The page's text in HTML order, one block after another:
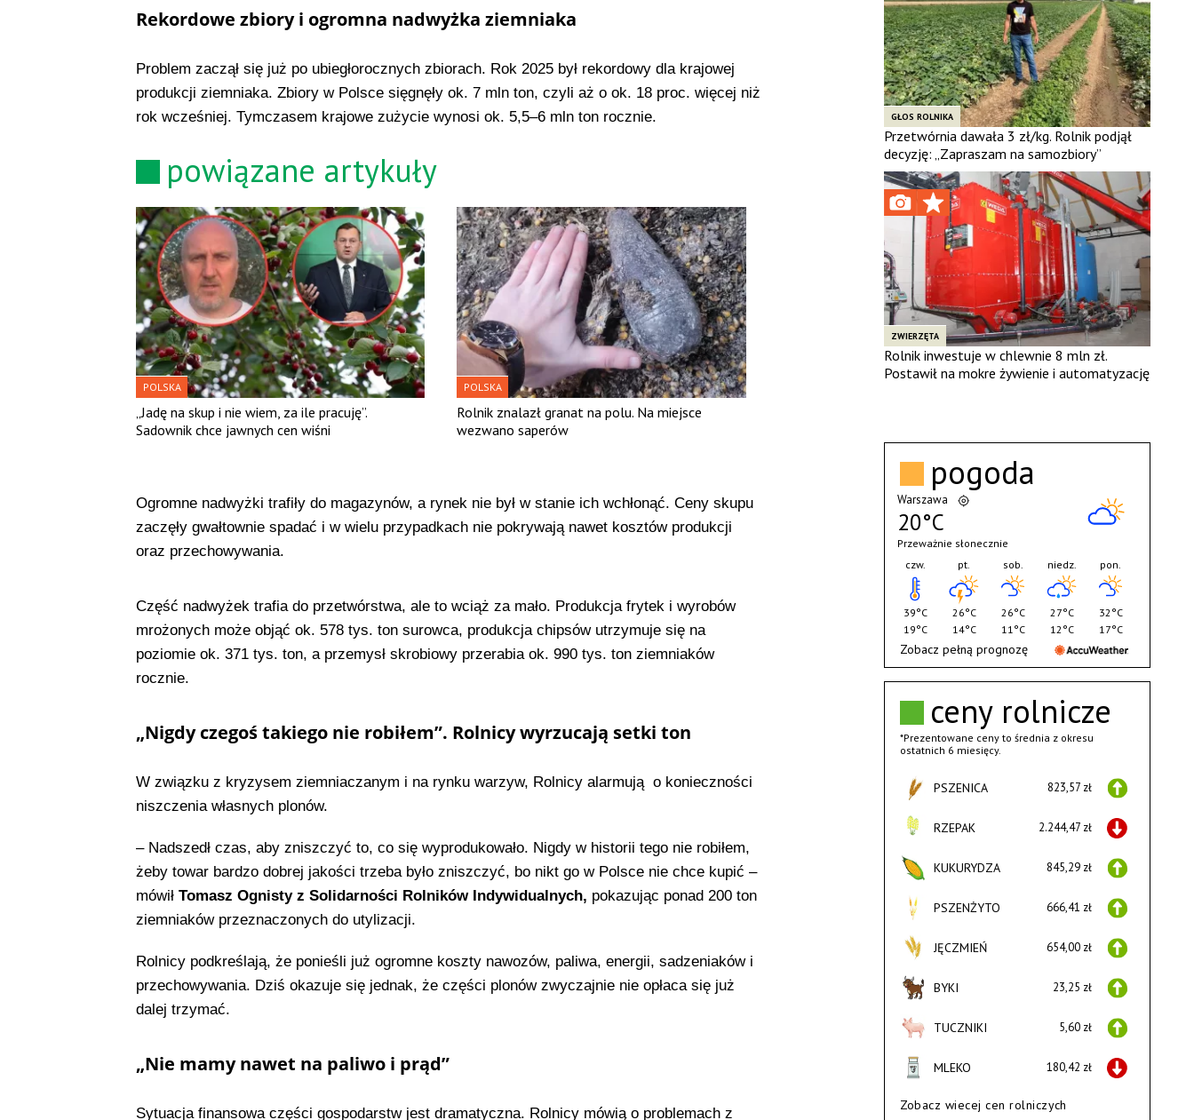
Rekordowe zbiory i ogromna nadwyżka ziemniaka
Problem zaczął się już po ubiegłorocznych zbiorach. Rok 2025 był rekordowy dla krajowej
produkcji ziemniaka. Zbiory w Polsce sięgnęły ok. 7 mln ton, czyli aż o ok. 18 proc. więcej niż
rok wcześniej. Tymczasem krajowe zużycie wynosi ok. 5,5–6 mln ton rocznie.
powiązane artykuły
POLSKA
„Jadę na skup i nie wiem, za ile pracuję”.
Sadownik chce jawnych cen wiśni
POLSKA
Rolnik znalazł granat na polu. Na miejsce
wezwano saperów
Ogromne nadwyżki trafiły do magazynów, a rynek nie był w stanie ich wchłonąć. Ceny skupu
zaczęły gwałtownie spadać i w wielu przypadkach nie pokrywają nawet kosztów produkcji
oraz przechowywania.
Część nadwyżek trafia do przetwórstwa, ale to wciąż za mało. Produkcja frytek i wyrobów
mrożonych może objąć ok. 578 tys. ton surowca, produkcja chipsów utrzymuje się na
poziomie ok. 371 tys. ton, a przemysł skrobiowy przerabia ok. 990 tys. ton ziemniaków
rocznie.
„Nigdy czegoś takiego nie robiłem”. Rolnicy wyrzucają setki ton
W związku z kryzysem ziemniaczanym i na rynku warzyw, Rolnicy alarmują o konieczności
niszczenia własnych plonów.
– Nadszedł czas, aby zniszczyć to, co się wyprodukowało. Nigdy w historii tego nie robiłem,
żeby towar bardzo dobrej jakości trzeba było zniszczyć, bo nikt go w Polsce nie chce kupić –
mówił Tomasz Ognisty z Solidarności Rolników Indywidualnych, pokazując ponad 200 ton
ziemniaków przeznaczonych do utylizacji.
Rolnicy podkreślają, że ponieśli już ogromne koszty nawozów, paliwa, energii, sadzeniaków i
przechowywania. Dziś okazuje się jednak, że części plonów zwyczajnie nie opłaca się już
dalej trzymać.
„Nie mamy nawet na paliwo i prąd”
Sytuacja finansowa części gospodarstw jest dramatyczna. Rolnicy mówią o problemach z
GŁOS ROLNIKA
Przetwórnia dawała 3 zł/kg. Rolnik podjął
decyzję: „Zapraszam na samozbiory”
ZWIERZĘTA
Rolnik inwestuje w chlewnie 8 mln zł.
Postawił na mokre żywienie i automatyzację
ceny rolnicze
*Prezentowane ceny to średnia z okresu
ostatnich 6 miesięcy.
PSZENICA 823,57 zł
RZEPAK 2.244,47 zł
KUKURYDZA 845,29 zł
PSZENŻYTO 666,41 zł
JĘCZMIEŃ 654,00 zł
BYKI 23,25 zł
TUCZNIKI 5,60 zł
MLEKO 180,42 zł
Zobacz wiecej cen rolniczych
pogoda
Warszawa
20°C
Przeważnie słonecznie
czw.
39°C
19°C
pt.
26°C
14°C
sob.
26°C
11°C
niedz.
27°C
12°C
pon.
32°C
17°C
Zobacz pełną prognozę